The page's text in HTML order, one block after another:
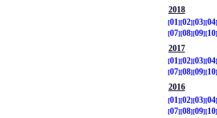
2018
01 02 03 04
07 08 09 10
2017
01 02 03 04
07 08 09 10
2016
01
02 03 04
07 08 09 10